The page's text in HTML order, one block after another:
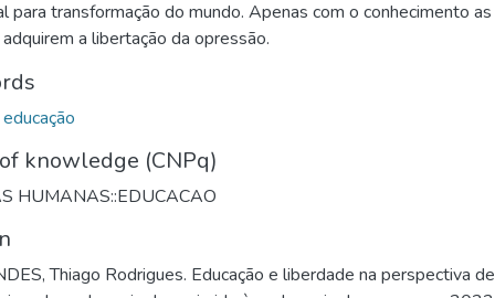
para transformação do mundo. Apenas com o conhecimento as
a libertação da opressão.
knowledge (CNPq)
HUMANAS::EDUCACAO
Thiago Rodrigues. Educação e liberdade na perspectiva de